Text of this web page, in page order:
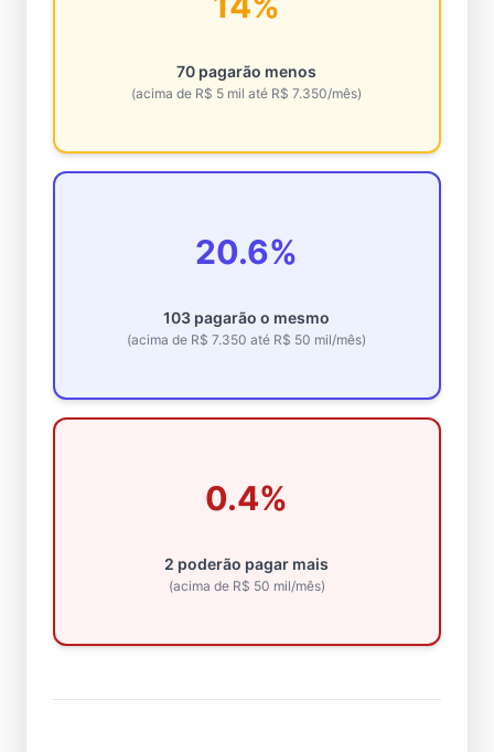
70 pagarão menos
(acima de R$ 5 mil até R$ 7.350/mês)
20.6%
103 pagarão o mesmo
(acima de R$ 7.350 até R$ 50 mil/mês)
0.4%
2 poderão pagar mais
(acima de R$ 50 mil/mês)